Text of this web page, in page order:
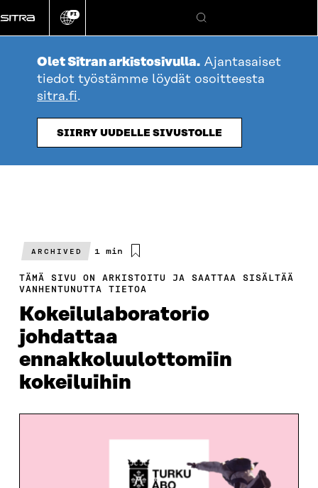
suoraan
sisältöön
Vaihda
kieli
FI
Hae
Olet Sitran arkistosivulla. Ajantasaiset
tiedot työstämme löydät osoitteesta
sitra.fi.
SIIRRY UUDELLE SIVUSTOLLE
ARCHIVED
Arvioitu
1 min
TÄMÄ SIVU ON ARKISTOITU JA SAATTAA SISÄLTÄÄ
VANHENTUNUTTA TIETOA
Kokeilulaborato­rio
johdattaa
ennakkoluulottomiin
kokeiluihin